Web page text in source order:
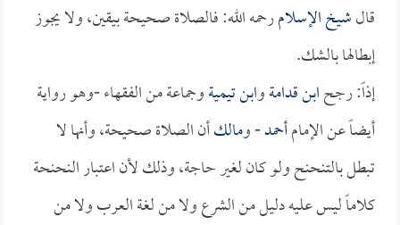
قالشيخ الإسلامرحمه الله: فالصلاة صحيحة بيقين، ولا يجوز
إبطالها بالشك.
إذاً: رجحابن قدامةوابن تيميةوجماعة من الفقهاء -وهو رواية
أيضاً عن الإمامأحمد- ومالكأن الصلاة صحيحة، وأنها لا
تبطل بالتنحنح ولو كان لغير حاجة، وذلك لأن اعتبار النحنحة
كلاماً ليس عليه دليل من الشرع ولا من لغة العرب ولا من